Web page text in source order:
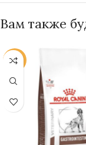
Вам также
-25%